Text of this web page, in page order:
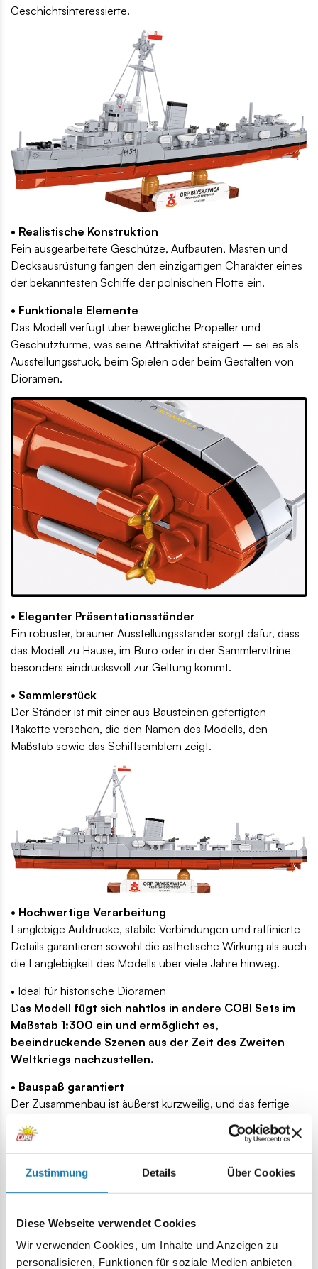
Zustimmung Details Über Cookies
Diese Webseite verwendet Cookies
Wir verwenden Cookies, um Inhalte und Anzeigen zu
personalisieren, Funktionen für soziale Medien anbieten
Geschichtsinteressierte.
• Realistische Konstruktion
Fein ausgearbeitete Geschütze, Aufbauten, Masten und
Decksausrüstung fangen den einzigartigen Charakter eines
der bekanntesten Schiffe der polnischen Flotte ein.
• Funktionale Elemente
Das Modell verfügt über bewegliche Propeller und
Geschütztürme, was seine Attraktivität steigert – sei es als
Ausstellungsstück, beim Spielen oder beim Gestalten von
Dioramen.
• Eleganter Präsentationsständer
Ein robuster, brauner Ausstellungsständer sorgt dafür, dass
das Modell zu Hause, im Büro oder in der Sammlervitrine
besonders eindrucksvoll zur Geltung kommt.
• Sammlerstück
Der Ständer ist mit einer aus Bausteinen gefertigten
Plakette versehen, die den Namen des Modells, den
Maßstab sowie das Schiffsemblem zeigt.
• Hochwertige Verarbeitung
Langlebige Aufdrucke, stabile Verbindungen und raffinierte
Details garantieren sowohl die ästhetische Wirkung als auch
die Langlebigkeit des Modells über viele Jahre hinweg.
• Ideal für historische Dioramen
Das Modell fügt sich nahtlos in andere COBI Sets im
Maßstab 1:300 ein und ermöglicht es,
beeindruckende Szenen aus der Zeit des Zweiten
Weltkriegs nachzustellen.
• Bauspaß garantiert
Der Zusammenbau ist äußerst kurzweilig, und das fertige
Schiff bildet ein imposantes Herzstück für jede Sammlung.
Eine intuitive Schritt-für-Schritt-Anleitung führt auf einfache
und unterhaltsame Weise durch den gesamten Bauprozess.